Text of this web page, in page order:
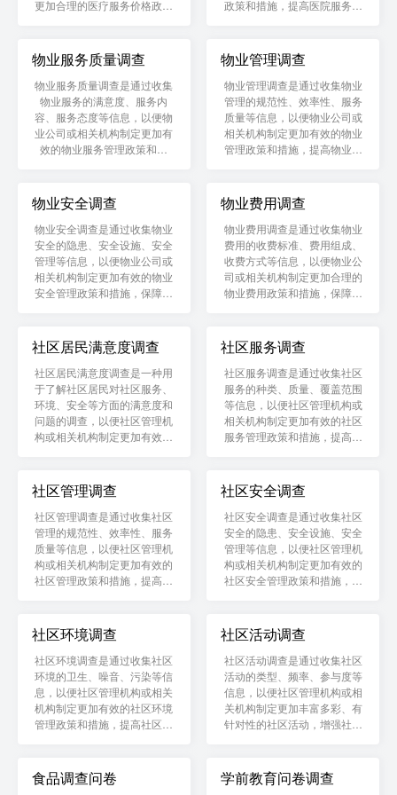
更加合理的医疗服务价格政策
政策和措施，提高医院服务质
物业服务质量调查
物业服务质量调查是通过收集
物业服务的满意度、服务内
容、服务态度等信息，以便物
业公司或相关机构制定更加有
效的物业服务管理政策和措
物业管理调查
物业管理调查是通过收集物业
管理的规范性、效率性、服务
质量等信息，以便物业公司或
相关机构制定更加有效的物业
管理政策和措施，提高物业管
物业安全调查
物业安全调查是通过收集物业
安全的隐患、安全设施、安全
管理等信息，以便物业公司或
相关机构制定更加有效的物业
安全管理政策和措施，保障居
物业费用调查
物业费用调查是通过收集物业
费用的收费标准、费用组成、
收费方式等信息，以便物业公
司或相关机构制定更加合理的
物业费用政策和措施，保障业
社区居民满意度调查
社区居民满意度调查是一种用
于了解社区居民对社区服务、
环境、安全等方面的满意度和
问题的调查，以便社区管理机
构或相关机构制定更加有效的
社区服务调查
社区服务调查是通过收集社区
服务的种类、质量、覆盖范围
等信息，以便社区管理机构或
相关机构制定更加有效的社区
服务管理政策和措施，提高社
社区管理调查
社区管理调查是通过收集社区
管理的规范性、效率性、服务
质量等信息，以便社区管理机
构或相关机构制定更加有效的
社区管理政策和措施，提高社
社区安全调查
社区安全调查是通过收集社区
安全的隐患、安全设施、安全
管理等信息，以便社区管理机
构或相关机构制定更加有效的
社区安全管理政策和措施，保
社区环境调查
社区环境调查是通过收集社区
环境的卫生、噪音、污染等信
息，以便社区管理机构或相关
机构制定更加有效的社区环境
管理政策和措施，提高社区居
社区活动调查
社区活动调查是通过收集社区
活动的类型、频率、参与度等
信息，以便社区管理机构或相
关机构制定更加丰富多彩、有
针对性的社区活动，增强社区
食品调查问卷 学前教育问卷调查